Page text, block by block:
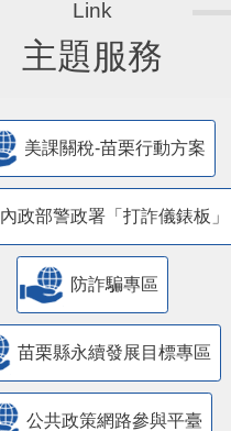
主題服務
美課關稅-苗栗行動方案
內政部警政署「打詐儀錶板」
防詐騙專區
苗栗縣永續發展目標專區
公共政策網路參與平臺